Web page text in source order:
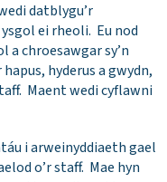
datblygu’r
ei rheoli. Eu nod
a chroesawgar sy’n
hyderus a gwydn,
Maent wedi cyflawni
i arweinyddiaeth gael
o’r staff. Mae hyn